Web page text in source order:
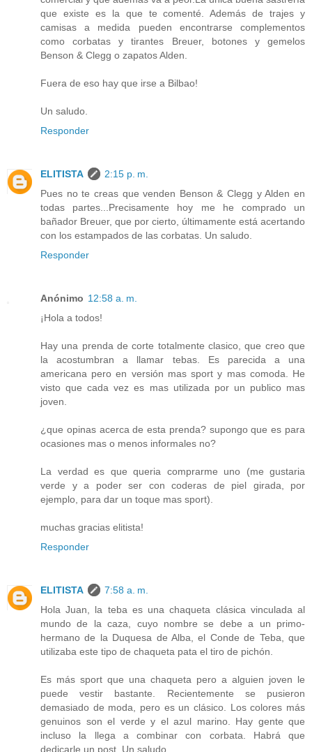
que existe es la que te comenté. Además de trajes y
camisas a medida pueden encontrarse complementos
como corbatas y tirantes Breuer, botones y gemelos
Benson & Clegg o zapatos Alden.
Fuera de eso hay que irse a Bilbao!
Un saludo.
Responder
ELITISTA
2:15 p. m.
Pues no te creas que venden Benson & Clegg y Alden en
todas partes...Precisamente hoy me he comprado un
bañador Breuer, que por cierto, últimamente está acertando
con los estampados de las corbatas. Un saludo.
Responder
Anónimo 12:58 a. m.
¡Hola a todos!
Hay una prenda de corte totalmente clasico, que creo que
la acostumbran a llamar tebas. Es parecida a una
americana pero en versión mas sport y mas comoda. He
visto que cada vez es mas utilizada por un publico mas
joven.
¿que opinas acerca de esta prenda? supongo que es para
ocasiones mas o menos informales no?
La verdad es que queria comprarme uno (me gustaria
verde y a poder ser con coderas de piel girada, por
ejemplo, para dar un toque mas sport).
muchas gracias elitista!
Responder
ELITISTA
7:58 a. m.
Hola Juan, la teba es una chaqueta clásica vinculada al
mundo de la caza, cuyo nombre se debe a un primo-
hermano de la Duquesa de Alba, el Conde de Teba, que
utilizaba este tipo de chaqueta pata el tiro de pichón.
Es más sport que una chaqueta pero a alguien joven le
puede vestir bastante. Recientemente se pusieron
demasiado de moda, pero es un clásico. Los colores más
genuinos son el verde y el azul marino. Hay gente que
incluso la llega a combinar con corbata. Habrá que
dedicarle un post. Un saludo.